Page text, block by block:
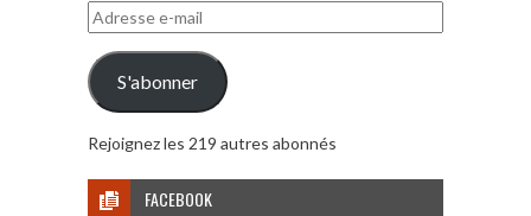
Adresse
e-
mail
S'abonner
Rejoignez les 219 autres abonnés
FACEBOOK